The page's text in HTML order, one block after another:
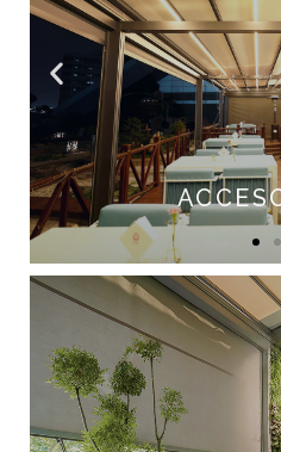
Toma el control de
iluminación,
programa la